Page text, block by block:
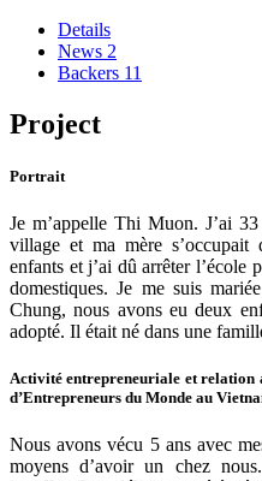
Details
News 2
Backers 11
Project
Portrait
Je m’appelle Thi Muon. J’ai
village et ma mère s’occupait
enfants et j’ai dû arrêter l’école
domestiques. Je me suis
Chung, nous avons eu deux
adopté. Il était né dans une
Activité entrepreneuriale et relation
d’Entrepreneurs du Monde au
Nous avons vécu 5 ans avec
moyens d’avoir un chez